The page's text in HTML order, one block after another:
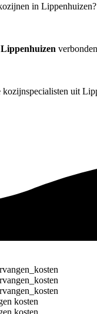
in Lippenhuizen?
uit